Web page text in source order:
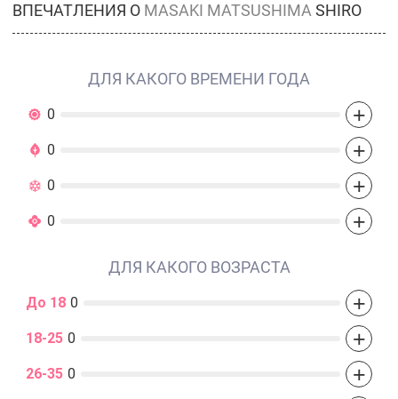
ВПЕЧАТЛЕНИЯ О MASAKI MATSUSHIMASHIRO
ДЛЯ КАКОГО ВРЕМЕНИ ГОДА
0 +
0 +
0 +
0 +
ДЛЯ КАКОГО ВОЗРАСТА
До 18 0 +
18-25 0 +
26-35 0 +